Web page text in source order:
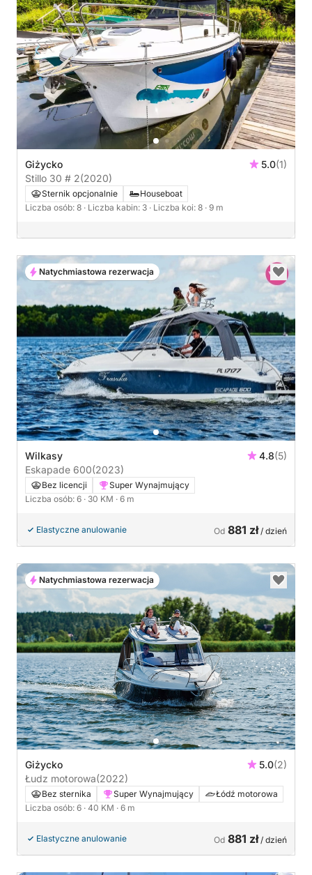
Giżycko 5.0(1)
Stillo 30 # 2(2020)
Sternik opcjonalnie
Houseboat
Liczba osób: 8 · Liczba kabin: 3 · Liczba koi: 8 · 9 m
Wilkasy 4.8(5)
Eskapade 600(2023)
Bez licencji
Super Wynajmujący
Liczba osób: 6 · 30 KM · 6 m
Elastyczne anulowanie Od 881 zł/ dzień
Natychmiastowa rezerwacja
Giżycko 5.0(2)
Łudz motorowa(2022)
Bez sternika Super Wynajmujący
Łódź motorowa
Liczba osób: 6 · 40 KM · 6 m
Elastyczne anulowanie Od 881 zł/ dzień
Natychmiastowa rezerwacja